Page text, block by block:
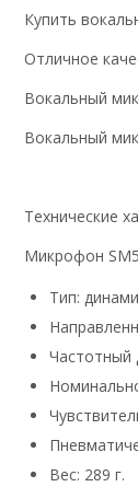
Купить
Отличное
Вокальный
Вокальный
Технические
Микрофон
Тип:
Частотный
Вес: 289 г.